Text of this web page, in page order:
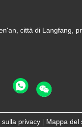
città di Langfang,
sulla privacy | Mappa del